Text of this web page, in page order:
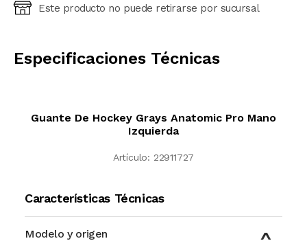
Ingresá código postal (sólo números)
Este producto no puede retirarse por sucursal
Especificaciones Técnicas
Guante De Hockey Grays Anatomic Pro Mano
Izquierda
Artículo: 22911727
Características Técnicas
Modelo y origen